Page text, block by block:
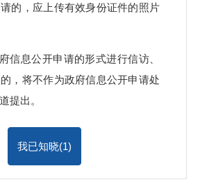
的，应上传有效身份证件的照片
信息公开申请的形式进行信访、
，将不作为政府信息公开申请处
提出。
我已知晓(1)